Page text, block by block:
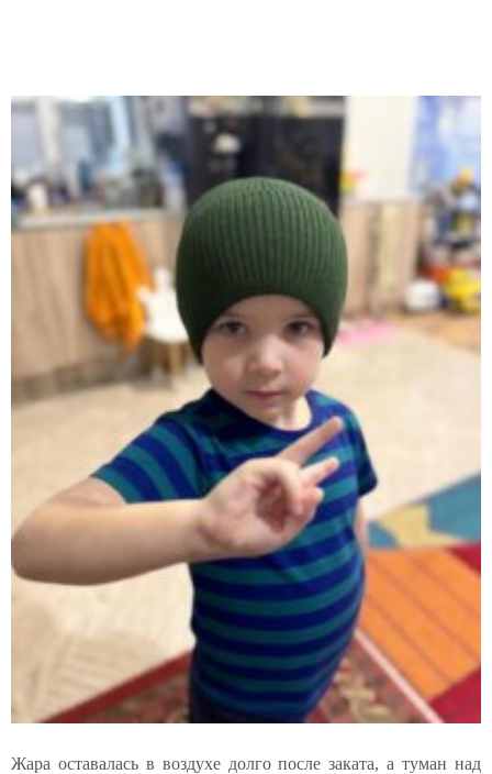
Жара оставалась в воздухе долго после заката, а туман над